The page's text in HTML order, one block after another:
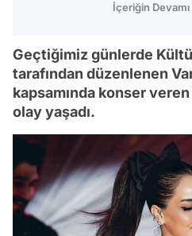
İçeriğin Devamı
Geçtiğimiz günlerde
tarafından düzenlenen
kapsamında konser
olay yaşadı.